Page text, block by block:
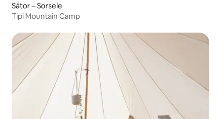
Sátor – Sorsele
Tipi Mountain Camp